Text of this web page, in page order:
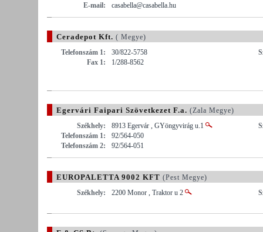
E-mail:
casabella@casabella.hu
Ceradepot Kft. ( Megye)
Telefonszám 1:
30/822-5758
Fax 1:
1/288-8562
Egervári Faipari Szövetkezet F.a. (Zala Megye)
Székhely:
8913 Egervár , GYöngyvirág u.1
Telefonszám 1:
92/564-050
Telefonszám 2:
92/564-051
EUROPALETTA 9002 KFT (Pest Megye)
Székhely:
2200 Monor , Traktor u 2